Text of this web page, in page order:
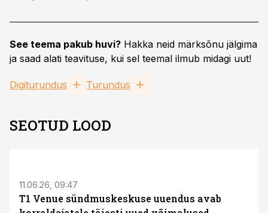
See teema pakub huvi? Hakka neid märksõnu jälgima
ja saad alati teavituse, kui sel teemal ilmub midagi uut!
Digiturundus Turundus
SEOTUD LOOD
11.06.26, 09:47
T1 Venue sündmuskeskuse uuendus avab